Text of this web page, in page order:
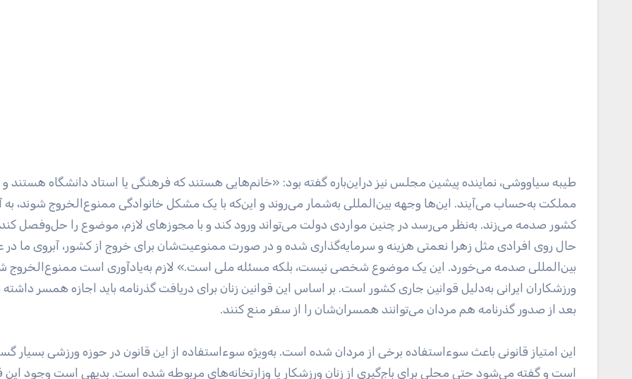
طیبه سیاووشی، نماینده پیشین مجلس نیز در‌این‌باره گفته بود: «خانم‌هایی هستند که فرهنگی یا استاد دانشگاه هستند
مملکت به‌حساب می‌آیند. این‌ها وجهه بین‌المللی به‌شمار می‌روند و این‌که با یک مشکل خانوادگی ممنوع‌الخروج شوند، به
کشور صدمه می‌زند. به‌نظر می‌رسد در چنین مواردی دولت می‌تواند ورود کند و با مجوز‌های لازم، موضوع را حل‌وفصل
حال روی افرادی مثل زهرا نعمتی هزینه و سرمایه‌گذاری شده و در صورت ممنوعیت‌شان برای خروج از کشور، آبروی ما
بین‌المللی صدمه می‌خورد. این یک موضوع شخصی نیست، بلکه مسئله ملی است.» لازم به‌یادآوری است ممنوع‌الخروج
ورزشکاران ایرانی به‌دلیل قوانین جاری کشور است. بر اساس این قوانین زنان برای دریافت گذرنامه باید اجازه همسر داشته
بعد از صدور گذرنامه هم مردان می‌توانند همسران‌شان را از سفر منع کنند.
این امتیاز قانونی باعث سوءاستفاده برخی از مردان شده است. به‌ویژه سوءاستفاده از این قانون در حوزه ورزشی بسیار
است و گفته می‌شود حتی محلی برای باج‌گیری از زنان ورزشکار یا وزارتخانه‌های مربوطه شده است. بدیهی است وجود این